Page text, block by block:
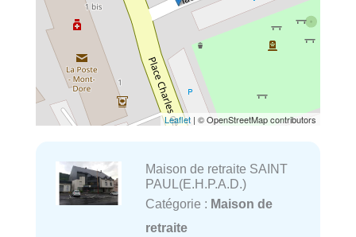
Leaflet | © OpenStreetMap contributors
Maison de retraite SAINT
PAUL(E.H.P.A.D.)
Catégorie : Maison de
retraite